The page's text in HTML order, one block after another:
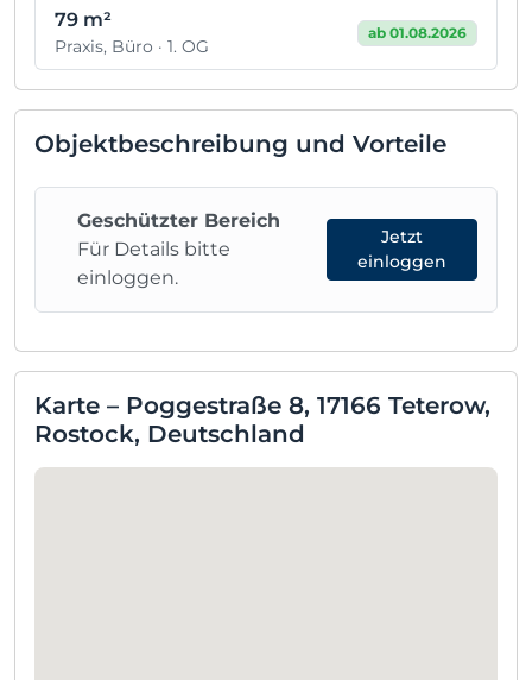
79 m²
Praxis, Büro · 1. OG
ab 01.08.2026
Objektbeschreibung und Vorteile
Geschützter Bereich
Für Details bitte
einloggen.
Jetzt
einloggen
Karte – Poggestraße 8, 17166 Teterow,
Rostock, Deutschland